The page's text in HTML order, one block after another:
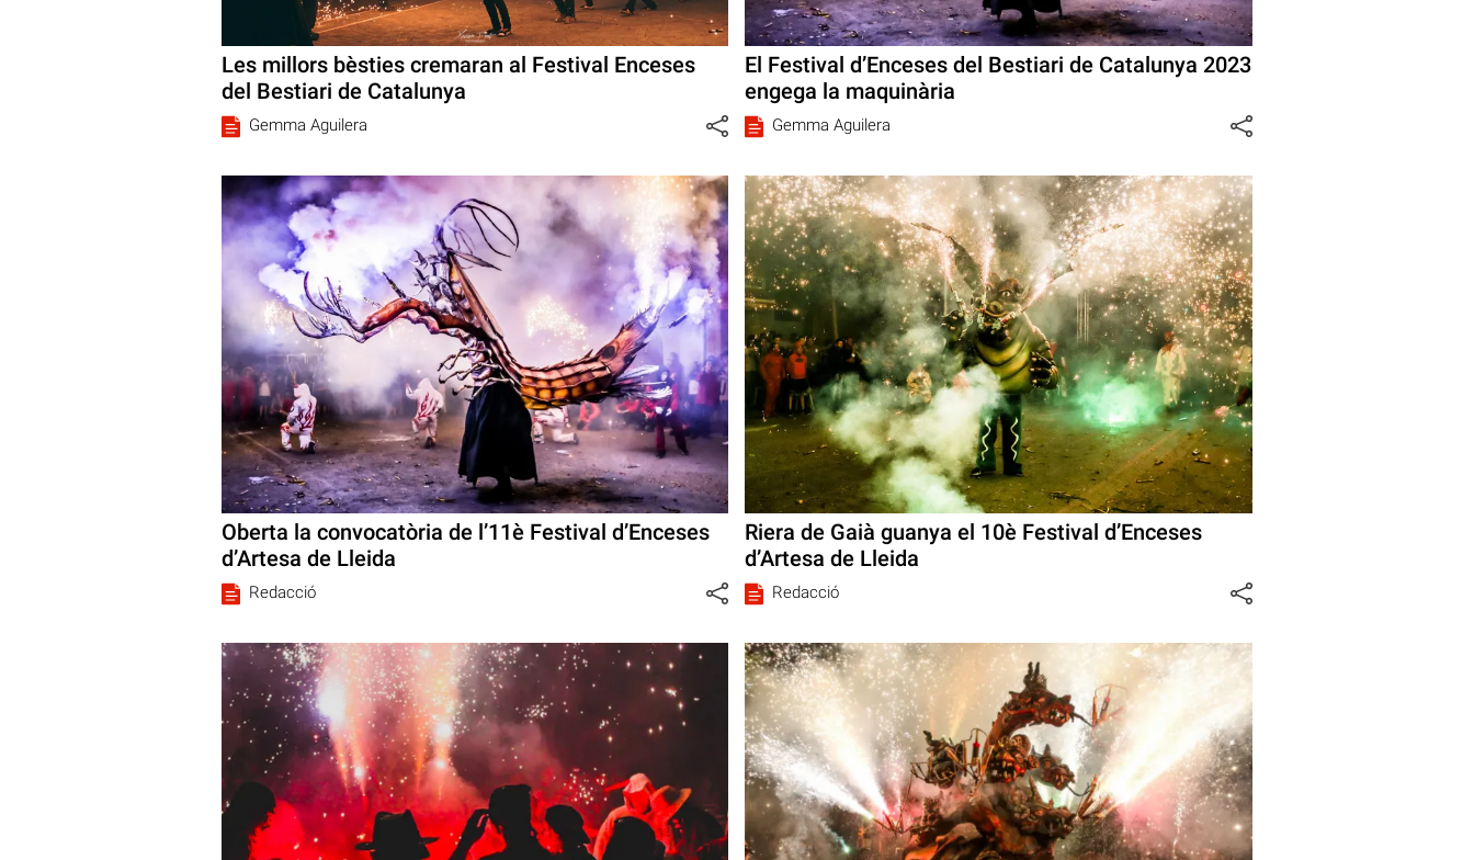
Les millors bèsties cremaran al Festival Enceses
del Bestiari de Catalunya
Gemma Aguilera
El Festival d’Enceses del Bestiari de Catalunya 2023
engega la maquinària
Gemma Aguilera
Oberta la convocatòria de l’11è Festival d’Enceses
d’Artesa de Lleida
Redacció
Riera de Gaià guanya el 10è Festival d’Enceses
d’Artesa de Lleida
Redacció